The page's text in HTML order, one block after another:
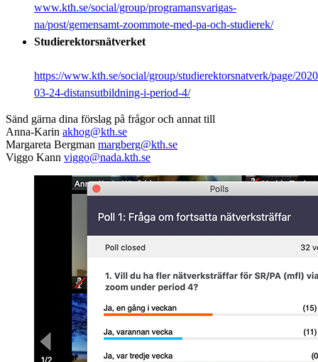
www.kth.se/social/group/programansvarigas-
na/post/gemensamt-zoommote-med-pa-och-studierek/
Studierektorsnätverket
https://www.kth.se/social/group/studierektorsnatverk/page/
03-24-distansutbildning-i-period-4/​​​​​​​
Sänd gärna dina förslag på frågor och annat till
Anna-Karin akhog@kth.se​​​​​​​
Margareta Bergman margberg@kth.se
Viggo Kann viggo@nada.kth.se